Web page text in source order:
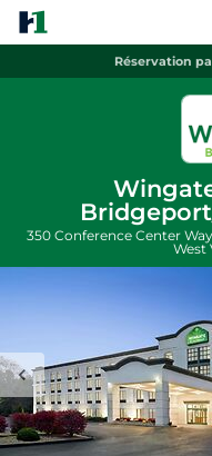
Réservation
350 Conference Center
West